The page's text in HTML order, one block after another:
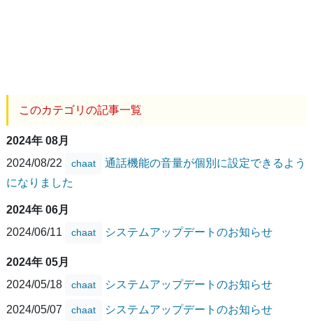
このカテゴリの記事一覧
2024年 08月
2024/08/22
chaat
通話機能の音量が個別に設定できるよう
になりました
2024年 06月
2024/06/11
chaat システムアップデートのお知らせ
2024年 05月
2024/05/18
chaat システムアップデートのお知らせ
2024/05/07 chaat システムアップデートのお知らせ